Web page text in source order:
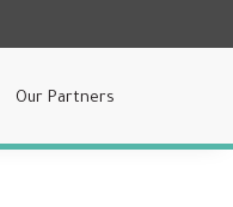
Our Partners